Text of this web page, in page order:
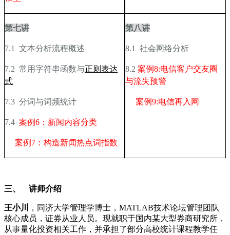
第七讲
7.1文本分析流程概述
7.2常用字符串函数与正则表达
式
7.3分词与词频统计
7.4案例6：新闻内容分类
案例7：构造新闻热点词指数
第八讲
8.1社会网络分析
8.2案例8:电信客户交友圈
与流失预警
案例9:电信再入网
三、 讲师介绍
王小川 ，同济大学管理学博士， MATLAB技术论坛管理团队
核心成员，证券从业人员。现就职于国内某大型券商研究所，
从事量化投资相关工作，并承担了部分高校统计课程教学任